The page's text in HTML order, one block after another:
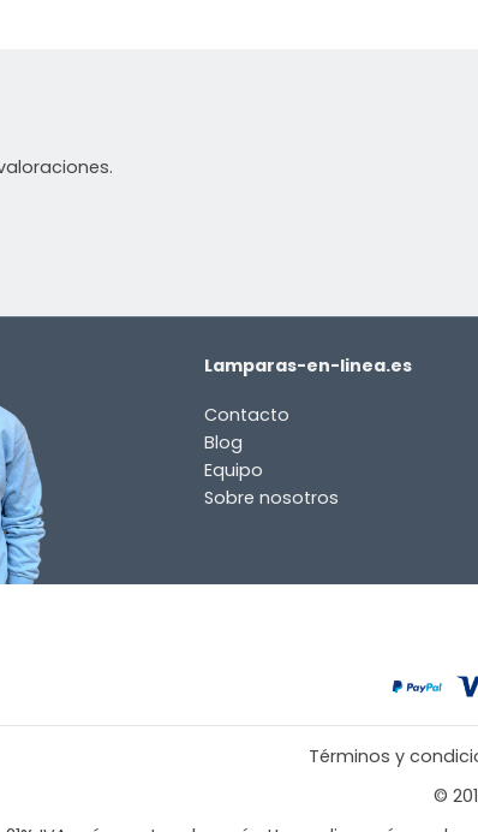
Lamparas-en-linea.es
Contacto
Blog
Equipo
Sobre nosotros
Términos y
©